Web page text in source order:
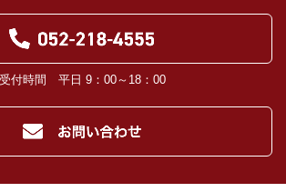
受付時間 平日 9：00～18：00